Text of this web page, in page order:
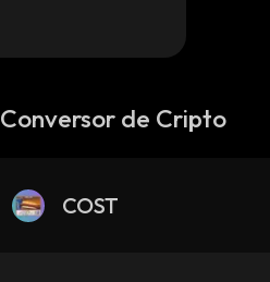
Conversor de Cripto
COST